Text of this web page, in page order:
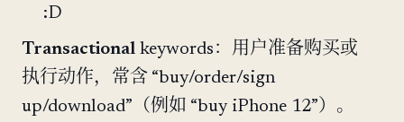
:D
Transactional keywords：用户准备购买或
执行动作，常含 “buy/order/sign
up/download”（例如 “buy iPhone 12”）。